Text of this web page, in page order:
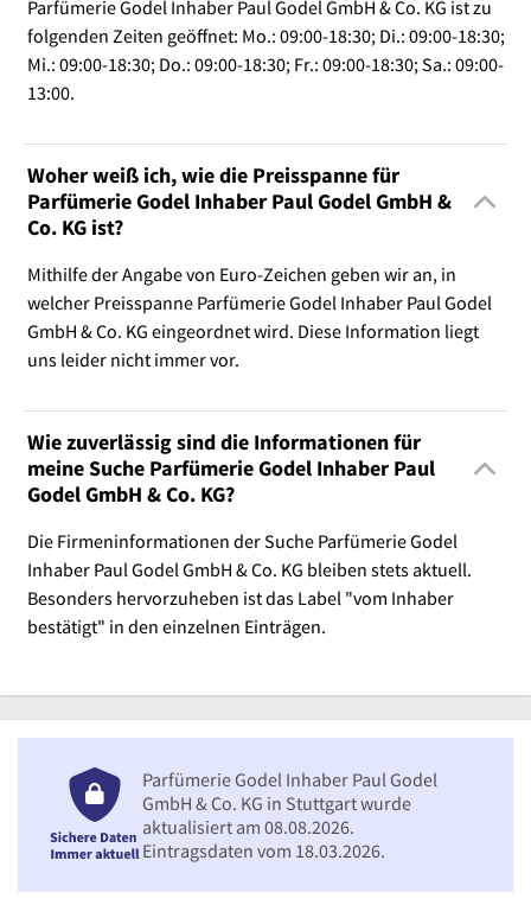
Parfümerie Godel Inhaber Paul Godel GmbH & Co. KG ist zu
folgenden Zeiten geöffnet: Mo.: 09:00-18:30; Di.: 09:00-18:30;
Mi.: 09:00-18:30; Do.: 09:00-18:30; Fr.: 09:00-18:30; Sa.: 09:00-
13:00.
Woher weiß ich, wie die Preisspanne für
Parfümerie Godel Inhaber Paul Godel GmbH &
Co. KG ist?
Mithilfe der Angabe von Euro-Zeichen geben wir an, in
welcher Preisspanne Parfümerie Godel Inhaber Paul Godel
GmbH & Co. KG eingeordnet wird. Diese Information liegt
uns leider nicht immer vor.
Wie zuverlässig sind die Informationen für
meine Suche Parfümerie Godel Inhaber Paul
Godel GmbH & Co. KG?
Die Firmeninformationen der Suche Parfümerie Godel
Inhaber Paul Godel GmbH & Co. KG bleiben stets aktuell.
Besonders hervorzuheben ist das Label "vom Inhaber
bestätigt" in den einzelnen Einträgen.
Parfümerie Godel Inhaber Paul Godel
GmbH & Co. KG in Stuttgart wurde
aktualisiert am 08.08.2026.
Eintragsdaten vom 18.03.2026.